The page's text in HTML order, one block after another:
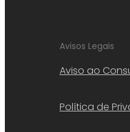
Avisos Legais
Aviso ao
Política de